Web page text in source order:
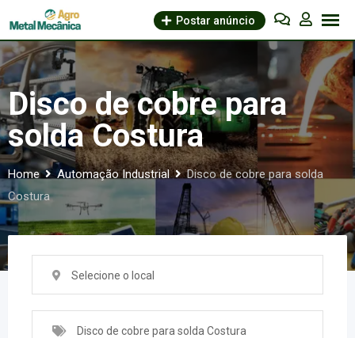
to
content
Postar anúncio
Disco de cobre para
solda Costura
Home Automação Industrial
Disco de cobre para solda
Costura
Selecione o local
Disco de cobre para solda Costura